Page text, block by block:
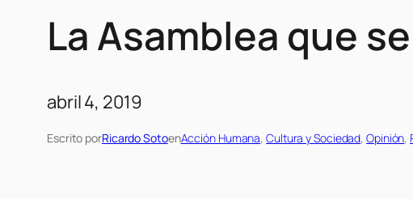
La Asamblea que
abril 4, 2019
Escrito porRicardo SotoenAcción Humana, Cultura y Sociedad, Opinión,